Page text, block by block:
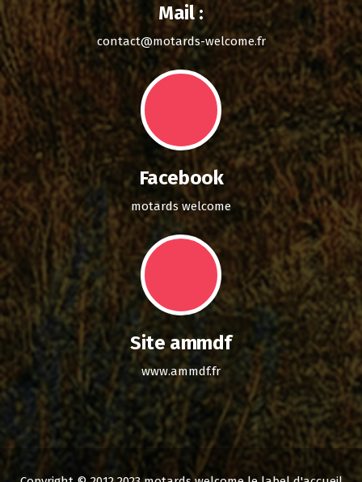
Mail :
contact@motards-welcome.fr
Facebook
motards welcome
Site ammdf
www.ammdf.fr